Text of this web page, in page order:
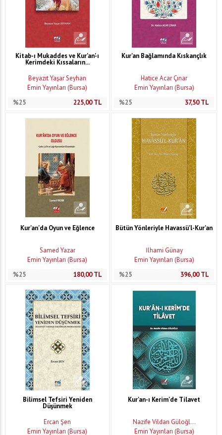
Kitab-ı Mukaddes ve Kur'an'-ı
Kerimdeki Kıssaların...
Beyazıt Yaşar Seyhan
Emin Yayınları (Bursa)
%25
225,00TL
Kur'an Bağlamında Kıskançlık
Hatice Acar Çınar
Emin Yayınları (Bursa)
%25
37,50TL
Kur'an'da Oyun ve Eğlence
Samed Yazar
Emin Yayınları (Bursa)
%25
180,00TL
Bütün Yönleriyle Havassü'l-Kur'an
İlhami Günay
Emin Yayınları (Bursa)
%25
396,00TL
Bilimsel Tefsiri Yeniden
Düşünmek
Ercan Şen
Emin Yayınları (Bursa)
Kur'an-ı Kerim'de Tilavet
Nazife Vildan Güloğl...
Emin Yayınları (Bursa)